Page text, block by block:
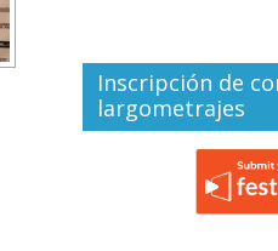
Inscripción de
largometrajes